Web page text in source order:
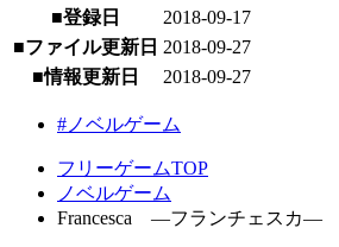
■登録日
2018-09-17
■ファイル更新日 2018-09-27
■情報更新日
2018-09-27
#ノベルゲーム
フリーゲームTOP
ノベルゲーム
Francesca ―フランチェスカ―